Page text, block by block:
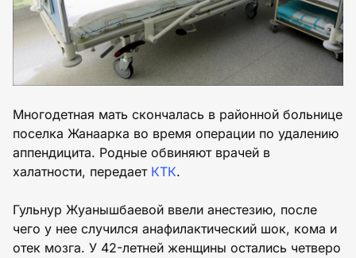
Многодетная мать скончалась в районной больнице
поселка Жанаарка во время операции по удалению
аппендицита. Родные обвиняют врачей в
халатности, передает КТК.
Гульнур Жуанышбаевой ввели анестезию, после
чего у нее случился анафилактический шок, кома и
отек мозга. У 42-летней женщины остались четверо